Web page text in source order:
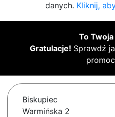
danych. Kliknij,
To
Gratulacje! Sprawdź
Biskupiec
Warmińska 2